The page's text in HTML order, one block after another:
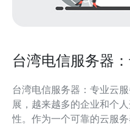
台湾电信服务器
台湾电信服务器：专业云服务器服务 随着
展，越来越多的企业和个
性。作为一个可靠的云服